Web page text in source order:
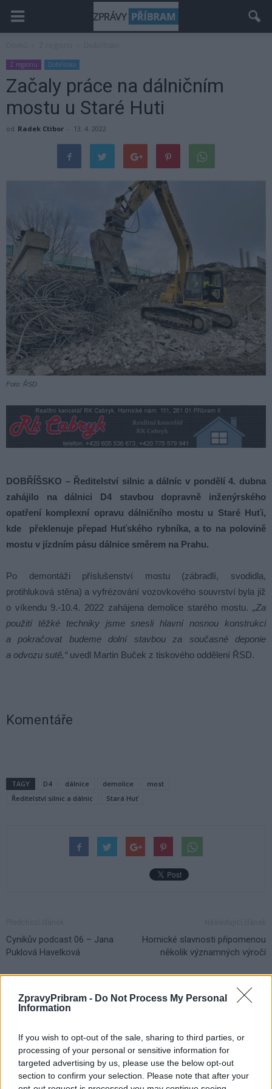
ZpravyPribram - Do Not Process My Personal
Information
If you wish to opt-out of the sale, sharing to third parties, or
processing of your personal or sensitive information for
targeted advertising by us, please use the below opt-out
section to confirm your selection. Please note that after your
Z regionu Dobříšsko
Začaly práce na dálničním
mostu u Staré Huti
od Radek Ctibor - 13. 4. 2022
Foto: ŘSD
DOBŘÍŠSKO – Ředitelství silnic a dálníc v pondělí 4. dubna
zahájilo na dálnici D4 stavbou dopravně inženýrského
opatření komplexní opravu dálničního mostu u Staré Huťi,
kde překlenuje přepad Huťského rybníka, a to na polovině
mostu v jízdním pásu dálnice směrem na Prahu.
Po demontáži příslušenství mostu (zábradlí, svodidla,
protihluková stěna) a vyfrézování vozovkového souvrství byla již
o víkendu 9.-10.4. 2022 zahájena demolice starého mostu. „Za
použití těžké techniky jsme snesli hlavní nosnou konstrukci
a pokračovat budeme dolní stavbou za současné deponie
a odvozu sutě,“ uvedl Martin Buček z tiskového oddělení ŘSD.
Komentáře
TAGY D4 dálnice demolice
most
Ředitelství silnic a dálnic
Stará Huť
Cynikův podcast 06 – Jana
Puklová Havelková
Hornické slavnosti připomenou
několik významných výročí
SOUVISEJÍCÍ ČLÁNKY
VÍCE OD AUTORA
Dobříšsko
Festival hudby na zámku Dobříš sází na
jedinečnou atmosféru. Klasiku propojí
s dalšími žánry i rodinným programem